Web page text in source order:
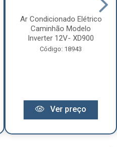
Ar Condicionado Elétrico
Caminhão Modelo
Inverter 12V- XD900
Código: 18943
Ver preço